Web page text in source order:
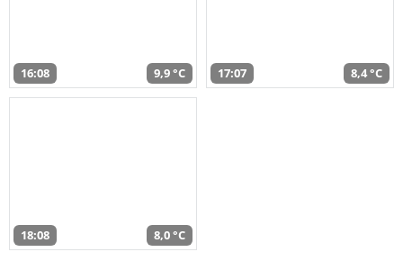
16:08 9,9 °C 17:07 8,4 °C
18:08 8,0 °C